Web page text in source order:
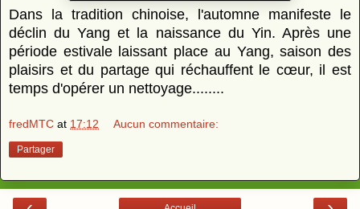
Dans la tradition chinoise, l'automne manifeste le
déclin du Yang et la naissance du Yin. Après une
période estivale laissant place au Yang, saison des
plaisirs et du partage qui réchauffent le cœur, il est
temps d'opérer un nettoyage........
fredMTC at 17:12 Aucun commentaire:
Partager